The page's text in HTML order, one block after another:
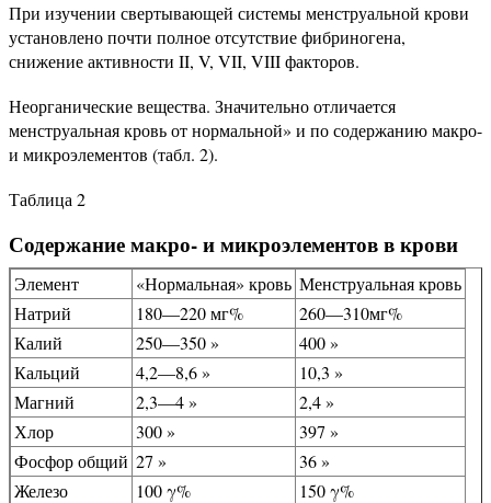
При изучении свертывающей системы менструальной крови
установлено почти полное отсутствие фибриногена,
снижение активности II, V, VII, VIII факторов.
Неорганические вещества. Значительно отличается
менструальная кровь от нормальной» и по содержанию макро-
и микроэлементов (табл. 2).
Таблица 2
Содержание макро- и микроэлементов в крови
Элемент «Нормальная» кровь Менструальная кровь
Натрий
180—220 мг%
260—310мг%
Калий
250—350 »
400 »
Кальций
4,2—8,6 »
10,3 »
Магний
2,3—4 »
2,4 »
Хлор
300 »
397 »
Фосфор общий 27 »
36 »
Железо
100 γ% 150 γ%